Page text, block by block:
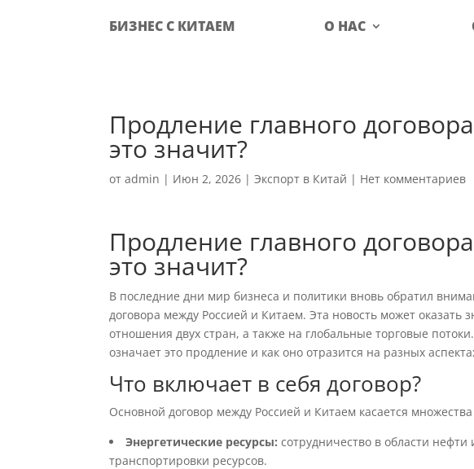
БИЗНЕС С КИТАЕМ О НАС
Продление главного
это значит?
отadmin | Июн 2, 2026 |Экспорт в Китай | Нет комментариев
Продление главного
это значит?
В последние дни мир бизнеса и политики вновь обратил
договора между Россией и Китаем. Эта новость может оказать
отношения двух стран, а также на глобальные торговые
означает это продление и как оно отразится на разных
Что включает в себя договор?
Основной договор между Россией и Китаем касается
Энергетические ресурсы: сотрудничество в области
транспортировки ресурсов.